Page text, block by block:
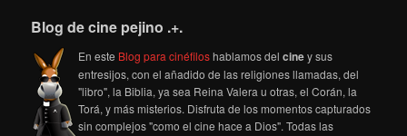
Blog de cine pejino .+.
En este Blog para cinéfiloshablamos delciney sus
entresijos, con el añadido de las religiones llamadas, del
"libro", la Biblia, ya sea Reina Valera u otras, el Corán, la
Torá, y más misterios. Disfruta de los momentos capturados
sin complejos "como el cine hace a Dios". Todas las